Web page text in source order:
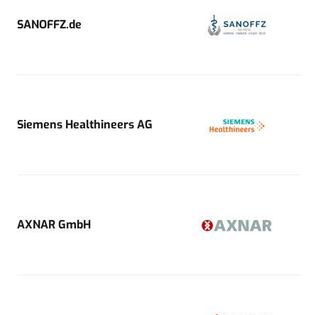
SANOFFZ.de
Siemens Healthineers AG
AXNAR GmbH